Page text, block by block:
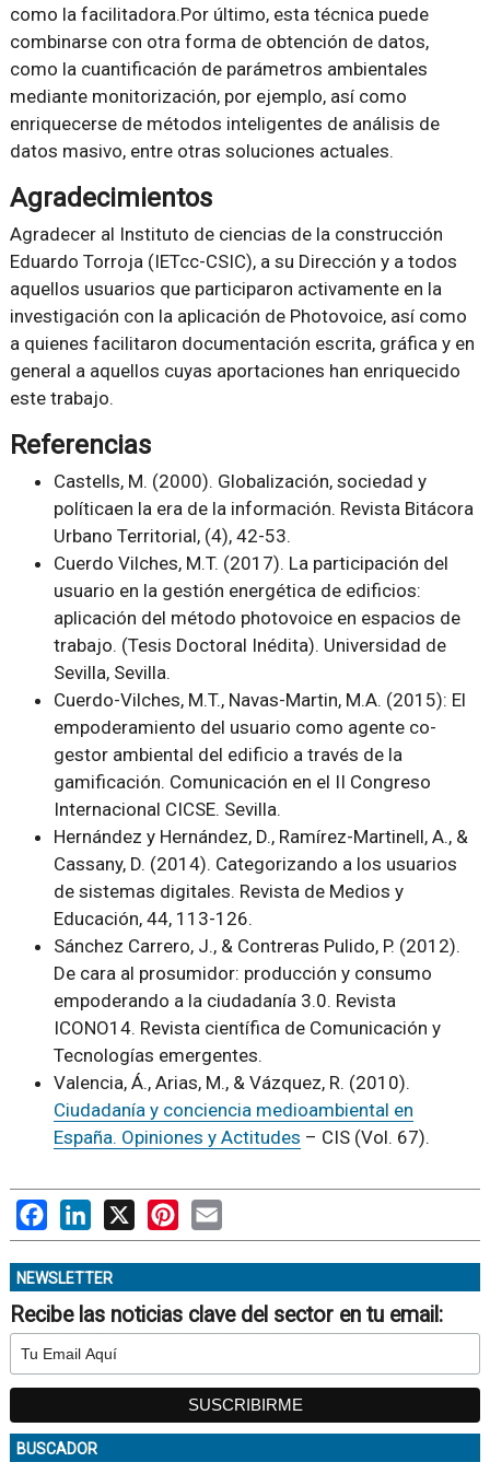
como la facilitadora.Por último, esta técnica puede
combinarse con otra forma de obtención de datos,
como la cuantificación de parámetros ambientales
mediante monitorización, por ejemplo, así como
enriquecerse de métodos inteligentes de análisis de
datos masivo, entre otras soluciones actuales.
Agradecimientos
Agradecer al Instituto de ciencias de la construcción
Eduardo Torroja (IETcc-CSIC), a su Dirección y a todos
aquellos usuarios que participaron activamente en la
investigación con la aplicación de Photovoice, así como
a quienes facilitaron documentación escrita, gráfica y en
general a aquellos cuyas aportaciones han enriquecido
este trabajo.
Referencias
Castells, M. (2000). Globalización, sociedad y
políticaen la era de la información. Revista Bitácora
Urbano Territorial, (4), 42-53.
Cuerdo Vilches, M.T. (2017). La participación del
usuario en la gestión energética de edificios:
aplicación del método photovoice en espacios de
trabajo. (Tesis Doctoral Inédita). Universidad de
Sevilla, Sevilla.
Cuerdo-Vilches, M.T., Navas-Martin, M.A. (2015): El
empoderamiento del usuario como agente co-
gestor ambiental del edificio a través de la
gamificación. Comunicación en el II Congreso
Internacional CICSE. Sevilla.
Hernández y Hernández, D., Ramírez-Martinell, A., &
Cassany, D. (2014). Categorizando a los usuarios
de sistemas digitales. Revista de Medios y
Educación, 44, 113-126.
Sánchez Carrero, J., & Contreras Pulido, P. (2012).
De cara al prosumidor: producción y consumo
empoderando a la ciudadanía 3.0. Revista
ICONO14. Revista científica de Comunicación y
Tecnologías emergentes.
Valencia, Á., Arias, M., & Vázquez, R. (2010).
Ciudadanía y conciencia medioambiental en
España. Opiniones y Actitudes – CIS (Vol. 67).
FacebookLinkedIn Pinterest
NEWSLETTER
Recibe las noticias clave del sector en tu email:
BUSCADOR